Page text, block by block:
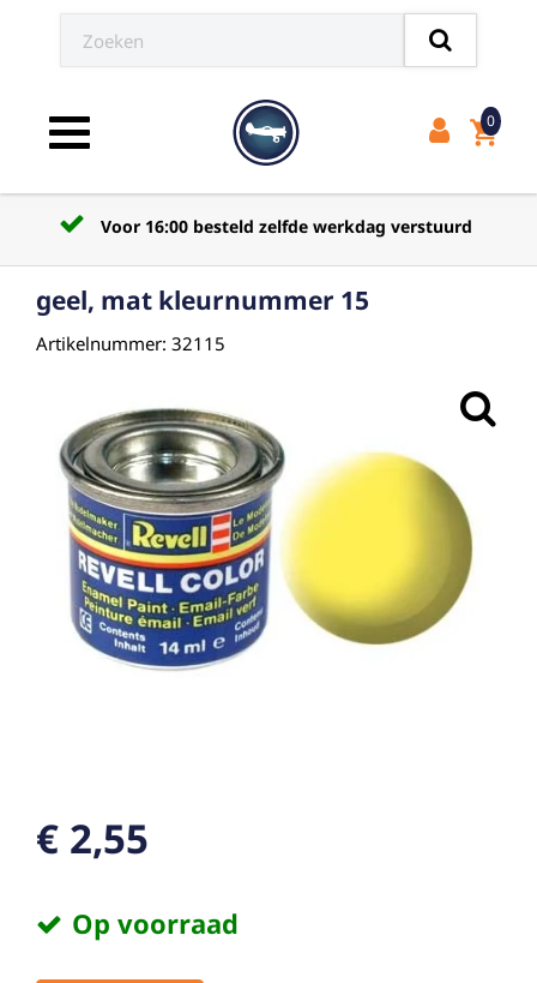
Toggle navigation shopping_cart
0
Voor 16:00 besteld zelfde werkdag verstuurd
geel, mat kleurnummer 15
Artikelnummer: 32115
€ 2,55
Op voorraad